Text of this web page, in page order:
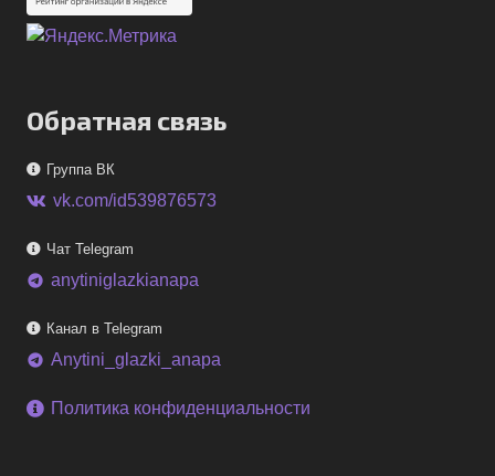
Обратная связь
Группа ВК
vk.com/id539876573
Чат Telegram
telegram anytiniglazkianapa
Канал в Telegram
telegram Anytini_glazki_anapa
Политика конфиденциальности